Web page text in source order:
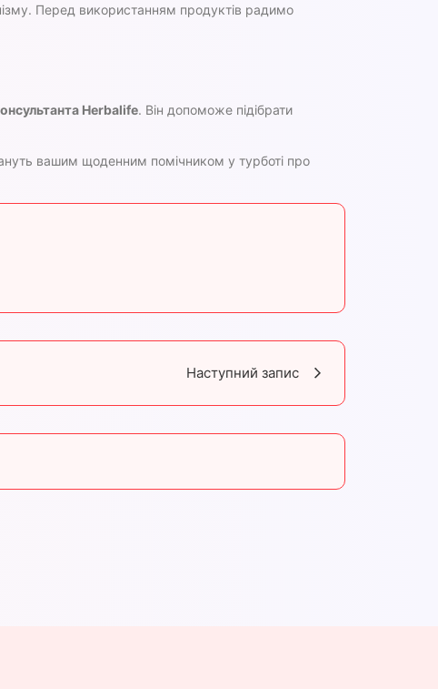
Перед використанням продуктів радимо
Herbalife. Він допоможе підібрати
вашим щоденним помічником у турботі про
Наступний запис